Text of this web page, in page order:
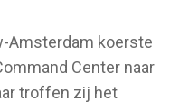
Amsterdam koerste
Center naar
troffen zij het